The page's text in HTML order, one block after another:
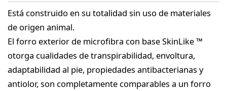
Está construido en su totalidad sin uso de materiales
de origen animal.
El forro exterior de microfibra con base SkinLike ™
otorga cualidades de transpirabilidad, envoltura,
adaptabilidad al pie, propiedades antibacterianas y
antiolor, son completamente comparables a un forro